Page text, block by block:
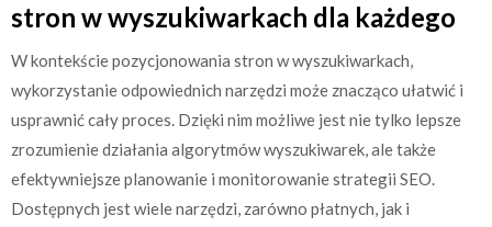
stron w wyszukiwarkach dla każdego
W kontekście pozycjonowania stron w wyszukiwarkach,
wykorzystanie odpowiednich narzędzi może znacząco ułatwić i
usprawnić cały proces. Dzięki nim możliwe jest nie tylko lepsze
zrozumienie działania algorytmów wyszukiwarek, ale także
efektywniejsze planowanie i monitorowanie strategii SEO.
Dostępnych jest wiele narzędzi, zarówno płatnych, jak i